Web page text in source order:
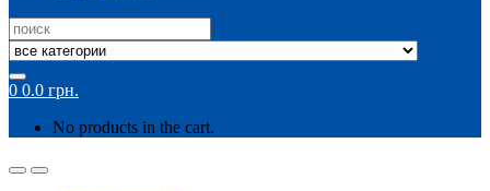
Search
for:
0 0.0 грн.
No products in the cart.